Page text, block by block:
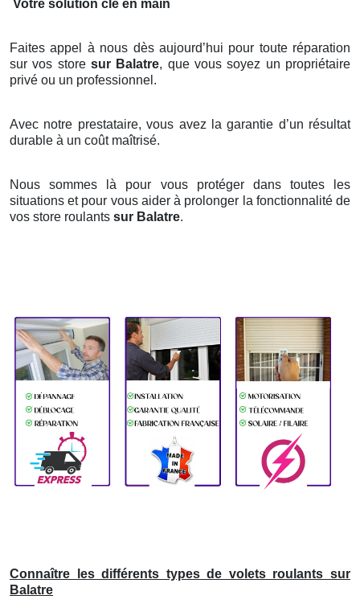
Votre solution clé en main
Faites appel à nous dès aujourd’hui pour toute réparation
sur vos store sur Balatre, que vous soyez un propriétaire
privé ou un professionnel.
Avec notre prestataire, vous avez la garantie d’un résultat
durable à un coût maîtrisé.
Nous sommes là pour vous protéger dans toutes les
situations et pour vous aider à prolonger la fonctionnalité de
vos store roulants sur Balatre.
Connaître les différents types de volets roulants sur
Balatre